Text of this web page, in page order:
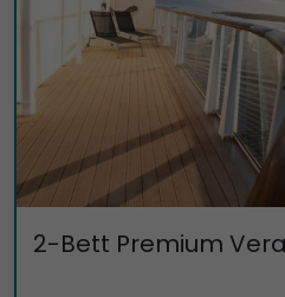
2-Bett Premium